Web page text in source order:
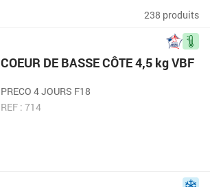
238 produits
COEUR DE BASSE CÔTE 4,5 kg VBF
PRECO 4 JOURS F18
REF : 714